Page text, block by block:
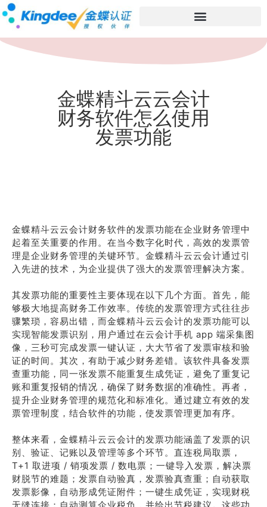
金蝶精斗云云会计
财务软件怎么使用
发票功能
金蝶精斗云云会计财务软件的发票功能在企业财务管理中
起着至关重要的作用。在当今数字化时代，高效的发票管
理是企业财务管理的关键环节。金蝶精斗云云会计通过引
入先进的技术，为企业提供了强大的发票管理解决方案。
其发票功能的重要性主要体现在以下几个方面。首先，能
够极大地提高财务工作效率。传统的发票管理方式往往步
骤繁琐，容易出错，而金蝶精斗云云会计的发票功能可以
实现智能发票识别，用户通过在云会计手机 app 端采集图
像，三秒可完成发票一键认证，大大节省了发票审核和验
证的时间。其次，有助于减少财务差错。该软件具备发票
查重功能，同一张发票不能重复生成凭证，避免了重复记
账和重复报销的情况，确保了财务数据的准确性。再者，
提升企业财务管理的规范化和标准化。通过建立有效的发
票管理制度，结合软件的功能，使发票管理更加有序。
整体来看，金蝶精斗云云会计的发票功能涵盖了发票的识
别、验证、记账以及管理等多个环节。直连税局取票，
T+1 取进项 / 销项发票 / 数电票；一键导入发票，解决票
财脱节的难题；发票自动验真，发票验真查重；自动获取
发票影像，自动形成凭证附件；一键生成凭证，实现财税